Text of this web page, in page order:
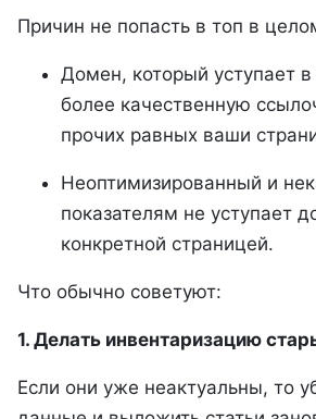
Причин не попасть в топ в
Домен, который уступает
более качественную
прочих равных ваши
Неоптимизированный и
показателям не уступает
конкретной страницей.
Что обычно советуют:
1. Делать инвентаризацию
Если они уже неактуальны, то